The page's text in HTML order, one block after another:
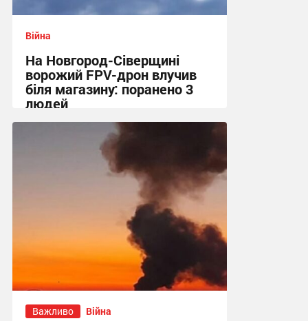
Війна
На Новгород-Сіверщині
ворожий FPV-дрон влучив
біля магазину: поранено 3
людей
Важливо Війна